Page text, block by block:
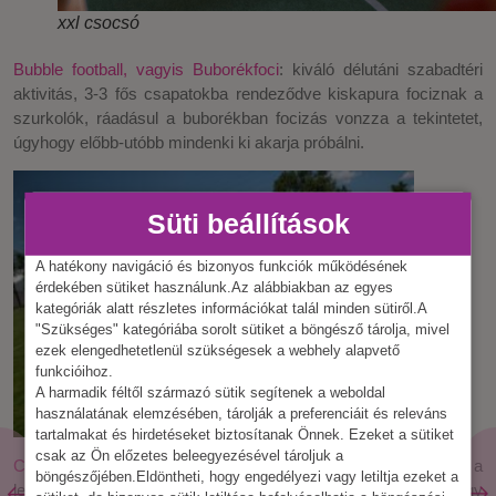
xxl csocsó
Bubble football, vagyis Buborékfoci: kiváló délutáni szabadtéri
aktivitás, 3-3 fős csapatokba rendeződve kiskapura fociznak a
szurkolók, ráadásul a buborékban focizás vonzza a tekintetet,
úgyhogy előbb-utóbb mindenki ki akarja próbálni.
Célbarúgásésrúgás sebességmérő: a szurkolói helyszínen a
led faltól legtávolabb eső pontra miért ne állítanál fel egy nagy
Süti beállítások
A hatékony navigáció és bizonyos funkciók működésének
érdekében sütiket használunk.Az alábbiakban az egyes
kategóriák alatt részletes információkat talál minden sütiről.A
"Szükséges" kategóriába sorolt sütiket a böngésző tárolja, mivel
ezek elengedhetetlenül szükségesek a webhely alapvető
funkcióihoz.
A harmadik féltől származó sütik segítenek a weboldal
használatának elemzésében, tárolják a preferenciáit és releváns
tartalmakat és hirdetéseket biztosítanak Önnek. Ezeket a sütiket
csak az Ön előzetes beleegyezésével tároljuk a
böngészőjében.Eldöntheti, hogy engedélyezi vagy letiltja ezeket a